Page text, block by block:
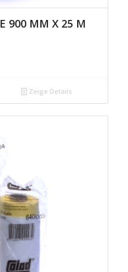
900 MM X 25 M
Zeige Details